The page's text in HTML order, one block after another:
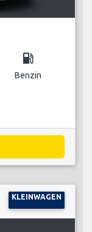
local_gas_station
Benzin
KLEINWAGEN